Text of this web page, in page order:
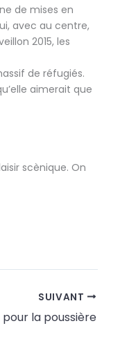
de mises en
avec au centre,
2015, les
de réfugiés.
aimerait que
scènique. On
SUIVANT
la poussière